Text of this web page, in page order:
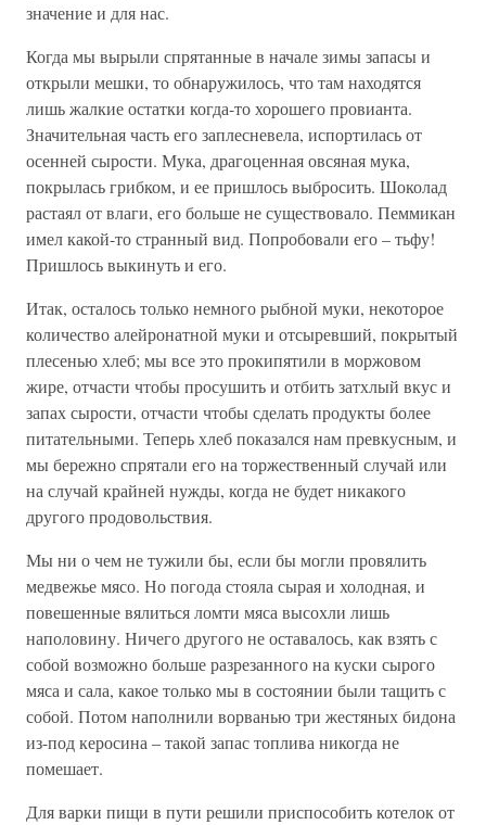
значение и для нас.
Когда мы вырыли спрятанные в начале зимы запасы и
открыли мешки, то обнаружилось, что там находятся
лишь жалкие остатки когда-то хорошего провианта.
Значительная часть его заплесневела, испортилась от
осенней сырости. Мука, драгоценная овсяная мука,
покрылась грибком, и ее пришлось выбросить. Шоколад
растаял от влаги, его больше не существовало. Пеммикан
имел какой-то странный вид. Попробовали его – тьфу!
Пришлось выкинуть и его.
Итак, осталось только немного рыбной муки, некоторое
количество алейронатной муки и отсыревший, покрытый
плесенью хлеб; мы все это прокипятили в моржовом
жире, отчасти чтобы просушить и отбить затхлый вкус и
запах сырости, отчасти чтобы сделать продукты более
питательными. Теперь хлеб показался нам превкусным, и
мы бережно спрятали его на торжественный случай или
на случай крайней нужды, когда не будет никакого
другого продовольствия.
Мы ни о чем не тужили бы, если бы могли провялить
медвежье мясо. Но погода стояла сырая и холодная, и
повешенные вялиться ломти мяса высохли лишь
наполовину. Ничего другого не оставалось, как взять с
собой возможно больше разрезанного на куски сырого
мяса и сала, какое только мы в состоянии были тащить с
собой. Потом наполнили ворванью три жестяных бидона
из-под керосина – такой запас топлива никогда не
помешает.
Для варки пищи в пути решили приспособить котелок от